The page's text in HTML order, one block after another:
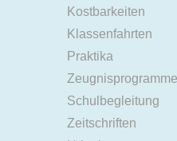
Kostbarkeiten
Klassenfahrten
Praktika
Zeugnisprogramme
Schulbegleitung
Zeitschriften